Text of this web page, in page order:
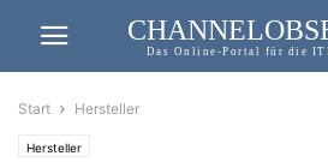
Das Online-Portal für die
Start Hersteller
Hersteller